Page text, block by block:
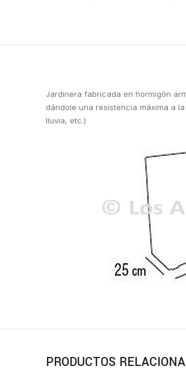
Jardinera fabricada en hormigón
dándole una resistencia máxima a
lluvia, etc.)
PRODUCTOS